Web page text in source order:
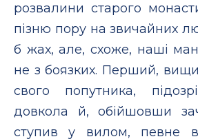
розвалини старого
пізню пору на звичайних
б жах, але, схоже, наші
не з боязких. Перший,
свого попутника,
довкола й, обійшовши
ступив у вилом, певне